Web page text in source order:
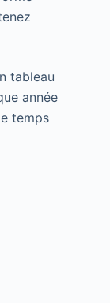
tableau
année
temps